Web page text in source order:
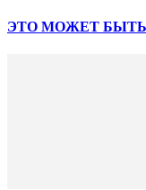
ЭТО МОЖЕТ